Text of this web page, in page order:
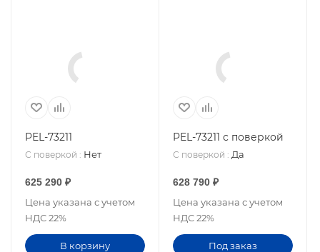
PEL-73211
С поверкой : Нет
625 290 ₽
Цена указана с учетом
НДС 22%
В корзину
PEL-73211 с поверкой
С поверкой : Да
628 790 ₽
Цена указана с учетом
НДС 22%
Под заказ